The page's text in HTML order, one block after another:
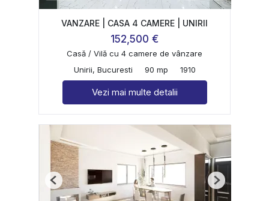
VANZARE | CASA 4 CAMERE | UNIRII
152,500 €
Casă / Vilă cu 4 camere de vânzare
Unirii, Bucuresti
90 mp 1910
Vezi mai multe detalii
Previous Next